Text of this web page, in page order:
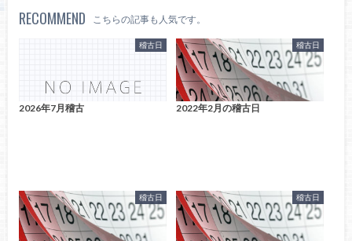
RECOMMEND こちらの記事も人気です。
稽古日
2026年7月稽古
稽古日
2022年2月の稽古日
稽古日 稽古日